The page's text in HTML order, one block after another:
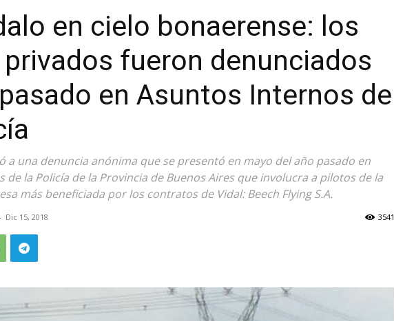
en cielo bonaerense: los
fueron denunciados
en Asuntos Internos de
a una denuncia anónima que se presentó en mayo del año pasado en
de la Policía de la Provincia de Buenos Aires que involucra a pilotos de la
más beneficiada por los contratos de Vidal: Beech Flying S.A.
Dic 15, 2018 3541